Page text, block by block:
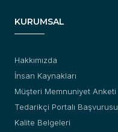
KURUMSAL
Hakkımızda
İnsan Kaynakları
Müşteri Memnuniyet Anketi
Tedarikçi Portalı Başvurusu
Kalite Belgeleri